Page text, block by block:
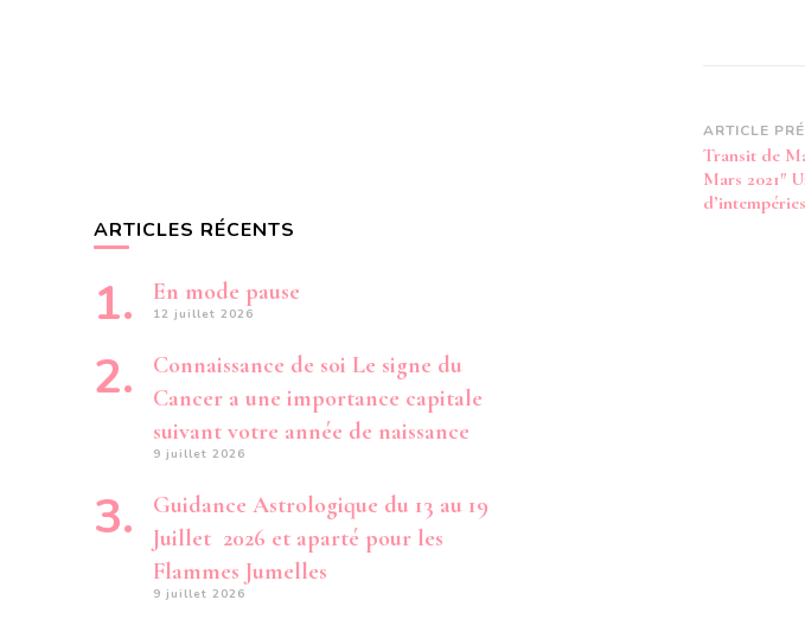
ARTICLE
Transit de
Mars 2021″
ARTICLES RÉCENTS
En mode pause
12 juillet 2026
Connaissance de soi Le signe du
Cancer a une importance capitale
suivant votre année de naissance
9 juillet 2026
Guidance Astrologique du 13 au 19
Juillet 2026 et aparté pour les
Flammes Jumelles
9 juillet 2026